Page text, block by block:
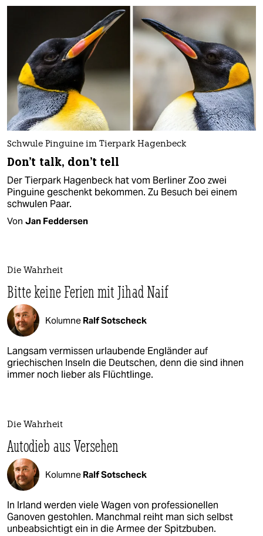
Schwule Pinguine im Tierpark Hagenbeck
Don't talk, don't tell
Der Tierpark Hagenbeck hat vom Berliner Zoo zwei
Pinguine geschenkt bekommen. Zu Besuch bei einem
schwulen Paar.
Von Jan Feddersen
Die Wahrheit
Bitte keine Ferien mit Jihad Naif
Kolumne Ralf Sotscheck
Langsam vermissen urlaubende Engländer auf
griechischen Inseln die Deutschen, denn die sind ihnen
immer noch lieber als Flüchtlinge.
Die Wahrheit
Autodieb aus Versehen
Kolumne Ralf Sotscheck
In Irland werden viele Wagen von professionellen
Ganoven gestohlen. Manchmal reiht man sich selbst
unbeabsichtigt ein in die Armee der Spitzbuben.